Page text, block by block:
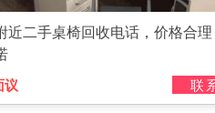
近二手桌椅回收电话，价格合
议 联